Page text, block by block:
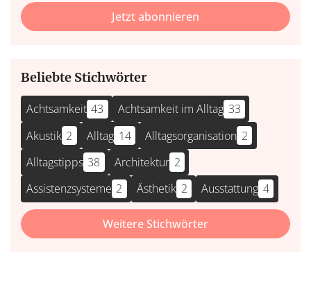
fill
this
Mailadresse:
Jetzt abonnieren
Beliebte Stichwörter
Achtsamkeit 43 Achtsamkeit im Alltag 33
Akustik 2 Alltag 14 Alltagsorganisation 2
Alltagstipps 38 Architektur 2
Assistenzsysteme 2 Ästhetik 2 Ausstattung 4
Weitere Stichwörter